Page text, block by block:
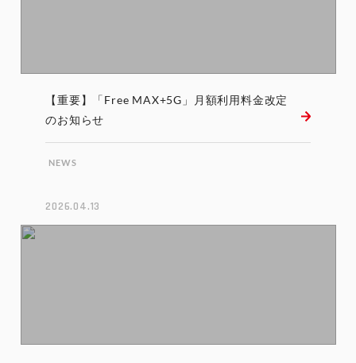
【重要】「Free MAX+5G」月額利用料金改定
のお知らせ
NEWS
2026.04.13